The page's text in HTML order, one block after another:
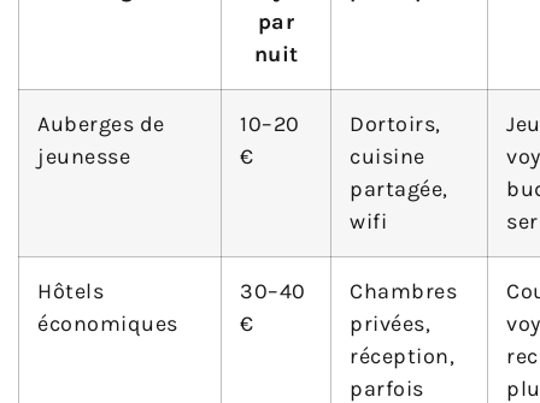
par
nuit
Auberges de
jeunesse
10–20
€
Dortoirs,
cuisine
partagée,
wifi
Hôtels
économiques
30–40
€
Chambres
privées,
réception,
parfois